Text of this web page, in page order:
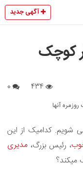
آگهی جدید
کوچک
شویم. کدامیک از این
، رئیس بزرگ، مدیری